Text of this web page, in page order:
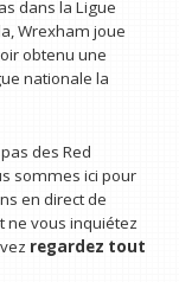
dans la Ligue
Wrexham joue
obtenu une
nationale la
des Red
sommes ici pour
en direct de
ne vous inquiétez
regardez tout